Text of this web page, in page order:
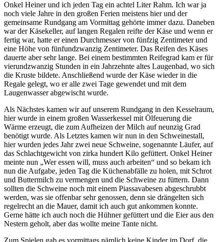
Onkel Heiner und ich jeden Tag ein achtel Liter Rahm. Ich war ja
noch viele Jahre in den großen Ferien meistens hier und der
gemeinsame Rundgang am Vormittag gehörte immer dazu. Daneben
war der Käsekeller, auf langen Regalen reifte der Käse und wenn er
fertig war, hatte er einen Durchmesser von fünfzig Zentimeter und
eine Höhe von fünfundzwanzig Zentimeter. Das Reifen des Käses
dauerte aber sehr lange. Bei einem bestimmten Reifegrad kam er für
vierundzwanzig Stunden in ein Jahrzehnte altes Laugenbad, wo sich
die Kruste bildete. Anschließend wurde der Käse wieder in die
Regale gelegt, wo er alle zwei Tage gewendet und mit dem
Laugenwasser abgewischt wurde.
Als Nächstes kamen wir auf unserem Rundgang in den Kesselraum,
hier wurde in einem großen Wasserkessel mit Ölfeuerung die
Wärme erzeugt, die zum Aufheizen der Milch auf neunzig Grad
benötigt wurde. Als Letztes kamen wir nun in den Schweinestall,
hier wurden jedes Jahr zwei neue Schweine, sogenannte Läufer, auf
das Schlachtgewicht von zirka hundert Kilo gefüttert. Onkel Heiner
meinte nun
Wer essen will, muss auch arbeiten
und so bekam ich
nun die Aufgabe, jeden Tag die Küchenabfälle zu holen, mit Schrot
und Buttermilch zu vermengen und die Schweine zu füttern. Dann
sollten die Schweine noch mit einem Piassavabesen abgeschrubbt
werden, was sie offenbar sehr genossen, denn sie drängelten sich
regelrecht an die Mauer, damit ich auch gut ankommen konnte.
Gerne hätte ich auch noch die Hühner gefüttert und die Eier aus den
Nestern geholt, aber das wollte meine Tante nicht.